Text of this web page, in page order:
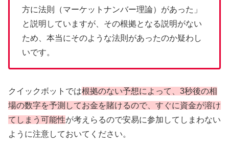
方に法則（マーケットナンバー理論）があった」
と説明していますが、その根拠となる説明がない
ため、本当にそのような法則があったのか疑わし
いです。
クイックボットでは根拠のない予想によって、3秒後の相
場の数字を予測してお金を賭けるので、すぐに資金が溶け
てしまう可能性が考えらるので安易に参加してしまわない
ように注意しておいてください。